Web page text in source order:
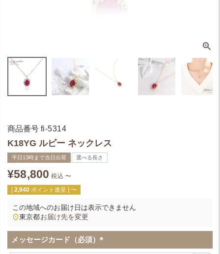
商品番号 fi-5314
K18YG ルビー ネックレス
平日13時まで当日出荷 選べる長さ
¥58,800 税込 〜
[ 2,940 ポイント進呈 ] 〜
この地域へのお届け日は表示できません
東京都お届け先を変更
メッセージカード（必須）
(